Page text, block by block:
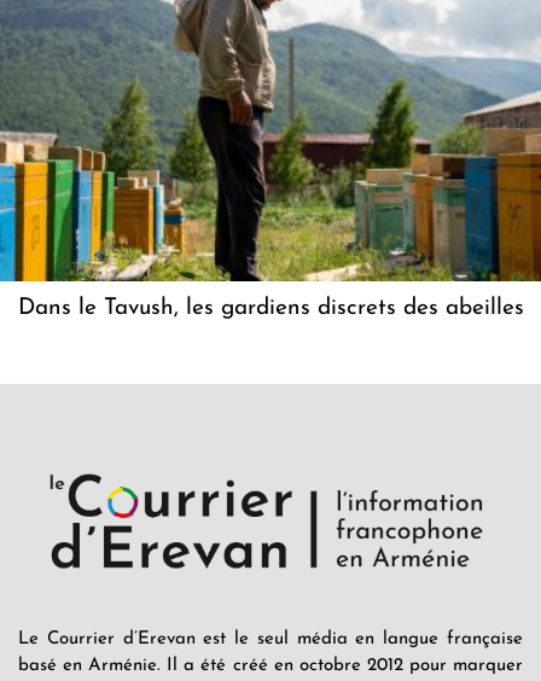
Dans le Tavush, les gardiens discrets des abeilles
Le Courrier d’Erevan est le seul média en langue française
basé en Arménie. Il a été créé en octobre 2012 pour marquer